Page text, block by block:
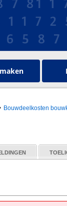
Bouwdeelkosten